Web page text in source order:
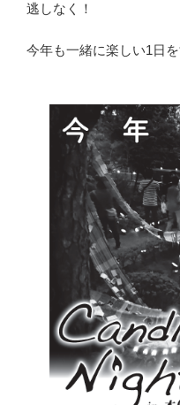
逃しなく！
今年も一緒に楽しい1日を